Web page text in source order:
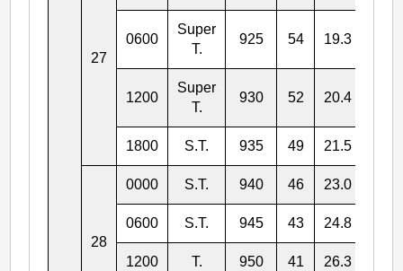
27
0600
Super
T.
925 54 19.3
1200
Super
T.
930 52 20.4
1800 S.T. 935 49 21.5
28
0000 S.T. 940 46 23.0
0600 S.T. 945 43 24.8
1200 T. 950 41 26.3